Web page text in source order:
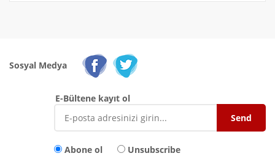
Sosyal Medya
E-Bültene kayıt ol
Abone ol Unsubscribe